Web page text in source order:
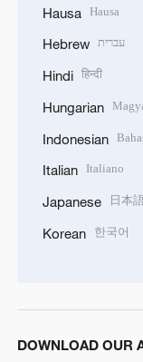
Hausa Hausa
Hebrew עברית
Hindi हिन्दी
Hungarian
Indonesian
Italian Italiano
Japanese 日本
Korean 한국어
DOWNLOAD OUR